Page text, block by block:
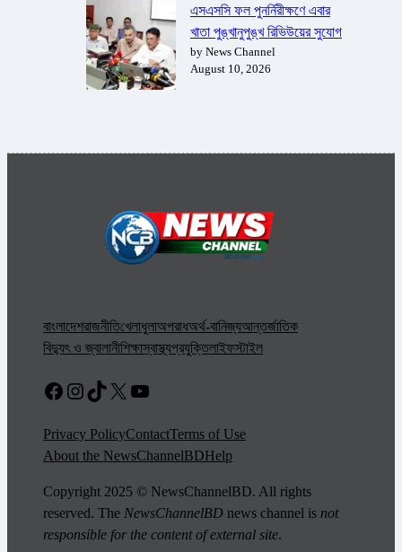
এসএসসি ফল পুনর্নিরীক্ষণে এবার
খাতা পুঙ্খানুপুঙ্খ রিভিউয়ের সুযোগ
by News Channel
August 10, 2026
বাংলাদেশরাজনীতিখেলাধুলাঅপরাধঅর্থ-বানিজ্যআন্তর্জাতিক
বিদ্যুৎ ও জ্বালানীশিক্ষাস্বাস্থ্যপ্রযুক্তিলাইফস্টাইল
Facebook
Instagram
TikTok
X YouTube
Privacy PolicyContactTerms of Use
About the NewsChannelBDHelp
Copyright 2025 © NewsChannelBD. All rights
reserved. The NewsChannelBD news channel is not
responsible for the content of external site.